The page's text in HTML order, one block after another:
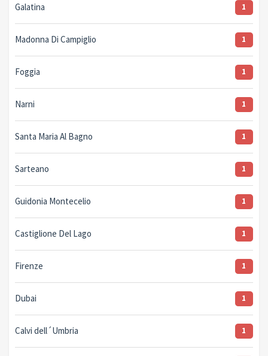
Galatina 1
Madonna Di Campiglio 1
Foggia 1
Narni 1
Santa Maria Al Bagno 1
Sarteano 1
Guidonia Montecelio 1
Castiglione Del Lago 1
Firenze 1
Dubai 1
Calvi dell´Umbria 1